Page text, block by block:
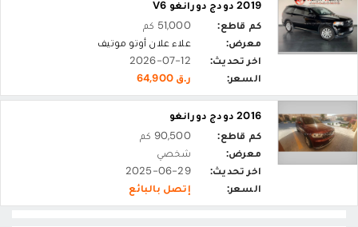
2019 دودج دورانغو V6
كم قاطع:
51,000 كم
معرض:
علاء علان أوتو موتيف
اخر تحديث:
2026-07-12
السعر:
ر.ق 64,900
2016 دودج دورانغو
كم قاطع:
90,500 كم
معرض:
شخصي
اخر تحديث:
2025-06-29
السعر:
إتصل بالبائع